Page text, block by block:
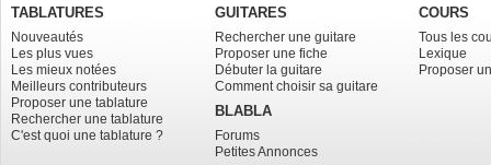
TABLATURES
Nouveautés
Les plus vues
Les mieux notées
Meilleurs contributeurs
Proposer une tablature
Rechercher une tablature
C'est quoi une tablature ?
GUITARES
Rechercher une guitare
Proposer une fiche
Débuter la guitare
Comment choisir sa guitare
BLABLA
Forums
Petites Annonces
COURS
Tous les
Lexique
Proposer